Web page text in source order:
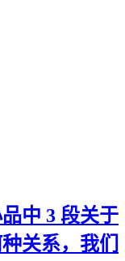
中 3 段关于
关系，我们